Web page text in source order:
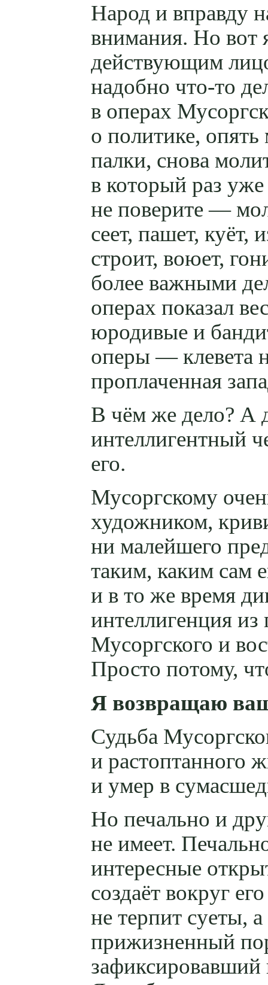
Народ и вправду
внимания. Но вот
действующим
надобно что-то
в операх
о политике,
палки, снова
в который раз
не поверите —
сеет, пашет, куёт,
строит, воюет,
более важными
операх показал
юродивые и
оперы — клевета
проплаченная
В чём же дело? А
интеллигентный
его.
Мусоргскому
художником,
ни малейшего
таким, каким сам
и в то же время
интеллигенция
Мусоргского и
Просто потому,
Я возвращаю
Судьба
и растоптанного
и умер в
Но печально и
не имеет.
интересные
создаёт вокруг
не терпит суеты,
прижизненный
зафиксировавший